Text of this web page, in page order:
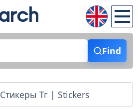
Find
Стикеры Тг | Stickers